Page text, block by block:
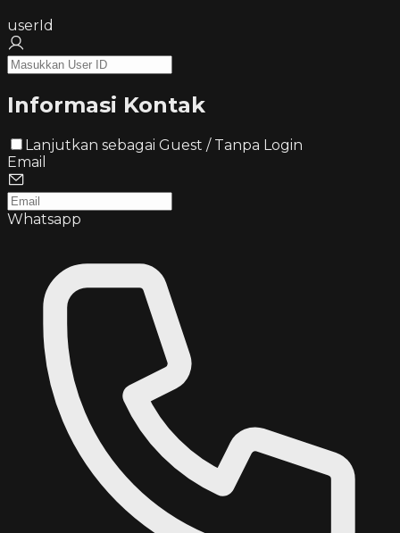
userId
Informasi Kontak
Lanjutkan sebagai Guest / Tanpa Login
Email
Whatsapp